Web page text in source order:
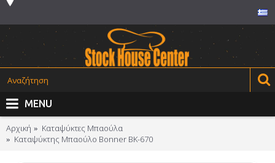
MENU
Αρχική
Καταψύκτες Μπαούλα
Καταψύκτης Μπαούλο Bonner BK-670